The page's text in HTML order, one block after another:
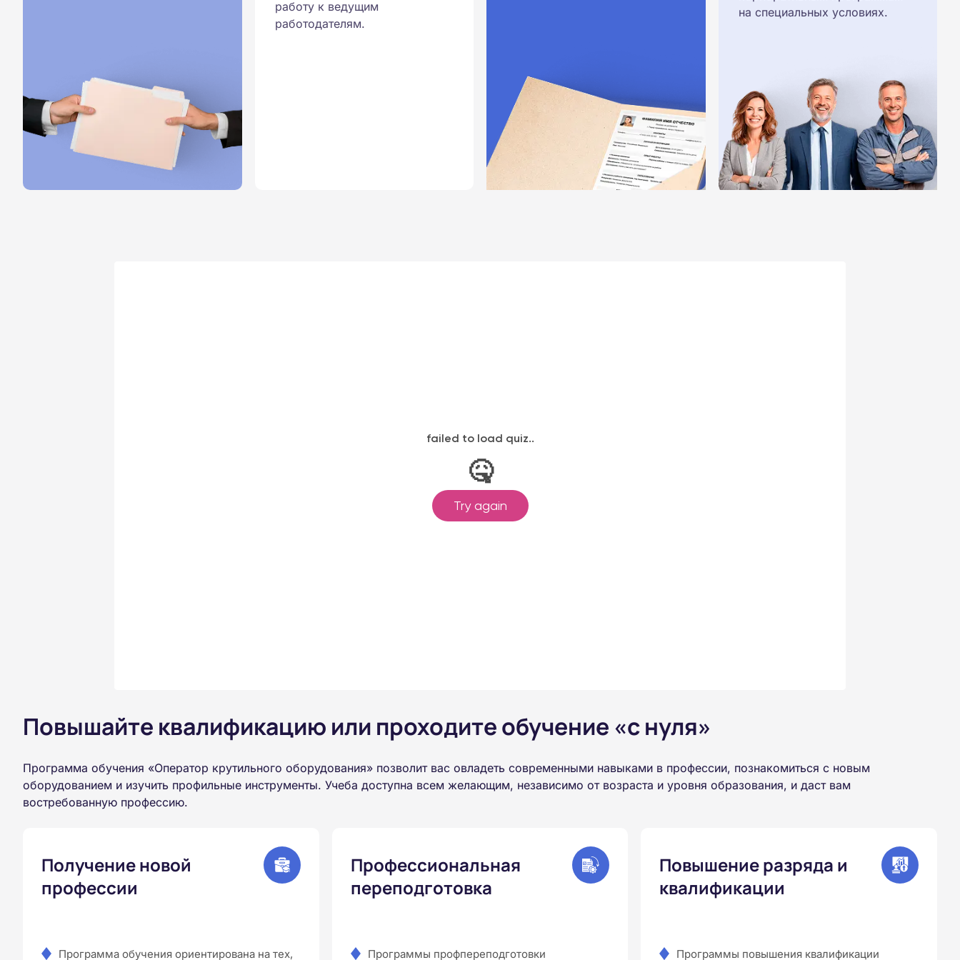
работу к ведущим
работодателям.
на специальных условиях.
Повышайте квалификацию или проходите обучение «с нуля»
Программа обучения «Оператор крутильного оборудования» позволит вас овладеть современными навыками в профессии, познакомиться с новым
оборудованием и изучить профильные инструменты. Учеба доступна всем желающим, независимо от возраста и уровня образования, и даст вам
востребованную профессию.
Получение новой
профессии
Программа обучения ориентирована на тех,
Профессиональная
переподготовка
Программы профпереподготовки
Повышение разряда и
квалификации
Программы повышения квалификации